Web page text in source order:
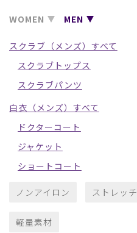
WOMEN MEN
スクラブ（メンズ）すべて
スクラブトップス
スクラブパンツ
白衣（メンズ）すべて
ドクターコート
ジャケット
ショートコート
ノンアイロン ストレッチ
軽量素材